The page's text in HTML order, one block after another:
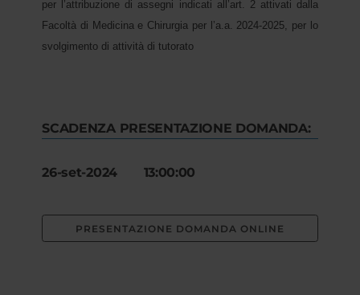
per l’attribuzione di assegni indicati all’art. 2 attivati dalla
Facoltà di Medicina e Chirurgia per l’a.a. 2024-2025, per lo
svolgimento di attività di tutorato
SCADENZA PRESENTAZIONE DOMANDA:
26-set-2024 13:00:00
PRESENTAZIONE DOMANDA ONLINE